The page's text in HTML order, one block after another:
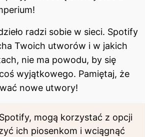
radzi sobie w sieci. Spotify
Twoich utworów i w jakich
nie ma powodu, by się
wyjątkowego. Pamiętaj, że
nowe utwory!
mogą korzystać z opcji
ich piosenkom i wciągnąć